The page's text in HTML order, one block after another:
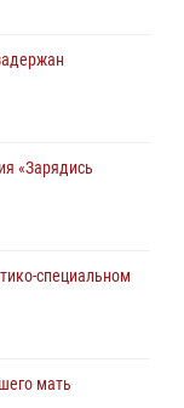
Бойко
на
«Зарядись
специальном
мать